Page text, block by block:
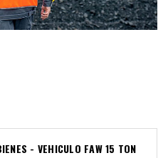
- VEHICULO FAW 15 TON